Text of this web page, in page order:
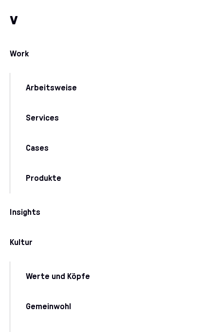
v
Work
Arbeitsweise
Services
Cases
Produkte
Insights
Kultur
Werte und Köpfe
Gemeinwohl